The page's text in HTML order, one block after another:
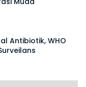
Antibiotik, WHO